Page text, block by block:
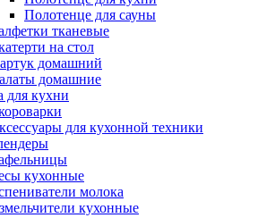
Полотенце для сауны
тканевые
на стол
домашний
домашние
для кухни
для кухонной техники
кухонные
молока
кухонные